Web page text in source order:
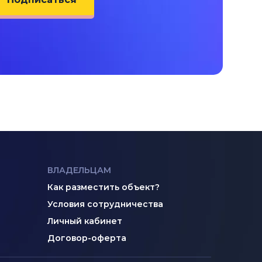
ВЛАДЕЛЬЦАМ
Как разместить объект?
Условия сотрудничества
Личный кабинет
Договор-оферта